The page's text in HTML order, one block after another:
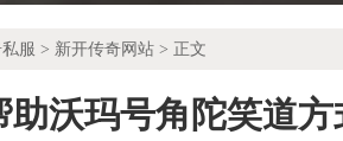
服 > 新开传奇网站 > 正文
助沃玛号角陀笑道方